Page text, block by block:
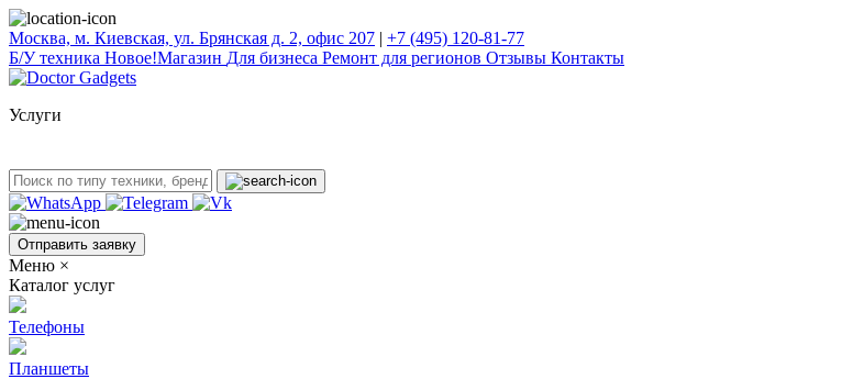
Москва, м. Киевская, ул. Брянская д. 2, офис 207 | +7 (495) 120-81-77
Б/У техникa Новое!Магазин Для бизнеса Ремонт для регионов Отзывы Контакты
Услуги
Отправить заявку
Меню ×
Каталог услуг
Телефоны
Планшеты